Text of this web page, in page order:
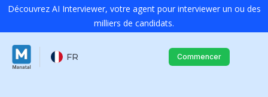
Découvrez AI Interviewer, votre agent pour interviewer un ou des
milliers de candidats.
FR Commencer